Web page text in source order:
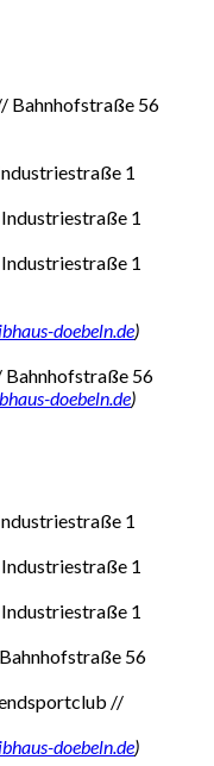
Bahnhofstraße 56
1
1
1
doebeln.de)
Bahnhofstraße 56
doebeln.de)
1
1
1
56
//
doebeln.de)